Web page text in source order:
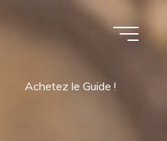
Achetez le Guide !